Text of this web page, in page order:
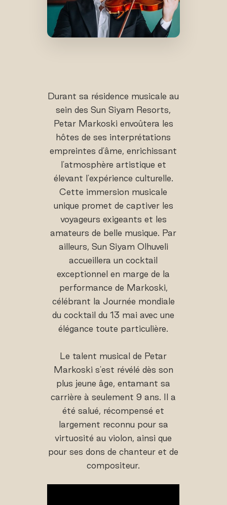
Durant sa résidence musicale au
sein des Sun Siyam Resorts,
Petar Markoski envoûtera les
hôtes de ses interprétations
empreintes d'âme, enrichissant
l'atmosphère artistique et
élevant l'expérience culturelle.
Cette immersion musicale
unique promet de captiver les
voyageurs exigeants et les
amateurs de belle musique. Par
ailleurs, Sun Siyam Olhuveli
accueillera un cocktail
exceptionnel en marge de la
performance de Markoski,
célébrant la Journée mondiale
du cocktail du 13 mai avec une
élégance toute particulière.
Le talent musical de Petar
Markoski s'est révélé dès son
plus jeune âge, entamant sa
carrière à seulement 9 ans. Il a
été salué, récompensé et
largement reconnu pour sa
virtuosité au violon, ainsi que
pour ses dons de chanteur et de
compositeur.